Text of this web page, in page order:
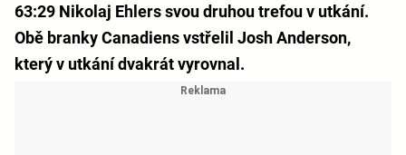
63:29 Nikolaj Ehlers svou druhou trefou v utkání.
Obě branky Canadiens vstřelil Josh Anderson,
který v utkání dvakrát vyrovnal.